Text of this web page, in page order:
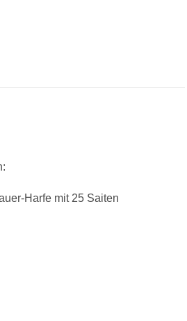
Harfe mit 25 Saiten